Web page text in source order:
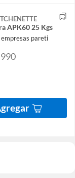
APK60 25 Kgs
pareti